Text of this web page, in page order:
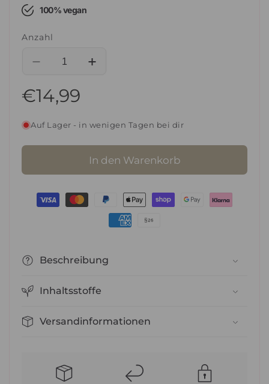
100% vegan
Anzahl
Verringere
Menge
für
Hafermilch
&amp;
-
für
Haar
Erhöhe
Hafermilch
&amp;
Mango-
Extrakt
für
lockiges
&amp;
Haar
250ml
Normaler
€14,99
Auf Lager - in wenigen Tagen bei dir
In den Warenkorb
Zahlungsmethoden
Beschreibung
Inhaltsstoffe
Versandinformationen